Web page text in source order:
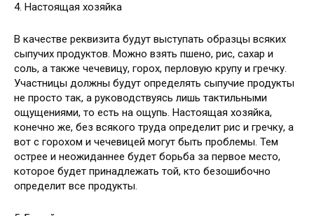
4. Настоящая хозяйка
В качестве реквизита будут выступать образцы всяких
сыпучих продуктов. Можно взять пшено, рис, сахар и
соль, а также чечевицу, горох, перловую крупу и гречку.
Участницы должны будут определять сыпучие продукты
не просто так, а руководствуясь лишь тактильными
ощущениями, то есть на ощупь. Настоящая хозяйка,
конечно же, без всякого труда определит рис и гречку, а
вот с горохом и чечевицей могут быть проблемы. Тем
острее и неожиданнее будет борьба за первое место,
которое будет принадлежать той, кто безошибочно
определит все продукты.